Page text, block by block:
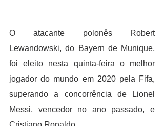
O atacante polonês Robert
Lewandowski, do Bayern de Munique,
foi eleito nesta quinta-feira o melhor
jogador do mundo em 2020 pela Fifa,
superando a concorrência de Lionel
Messi, vencedor no ano passado, e